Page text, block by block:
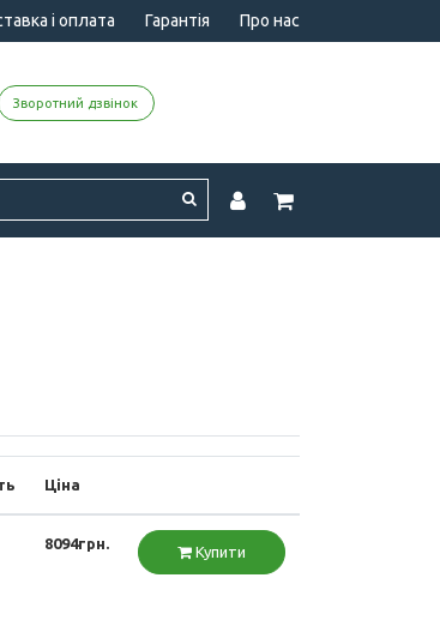
і оплата Гарантія Про нас
Зворотний дзвінок
Ціна
8094грн. Купити